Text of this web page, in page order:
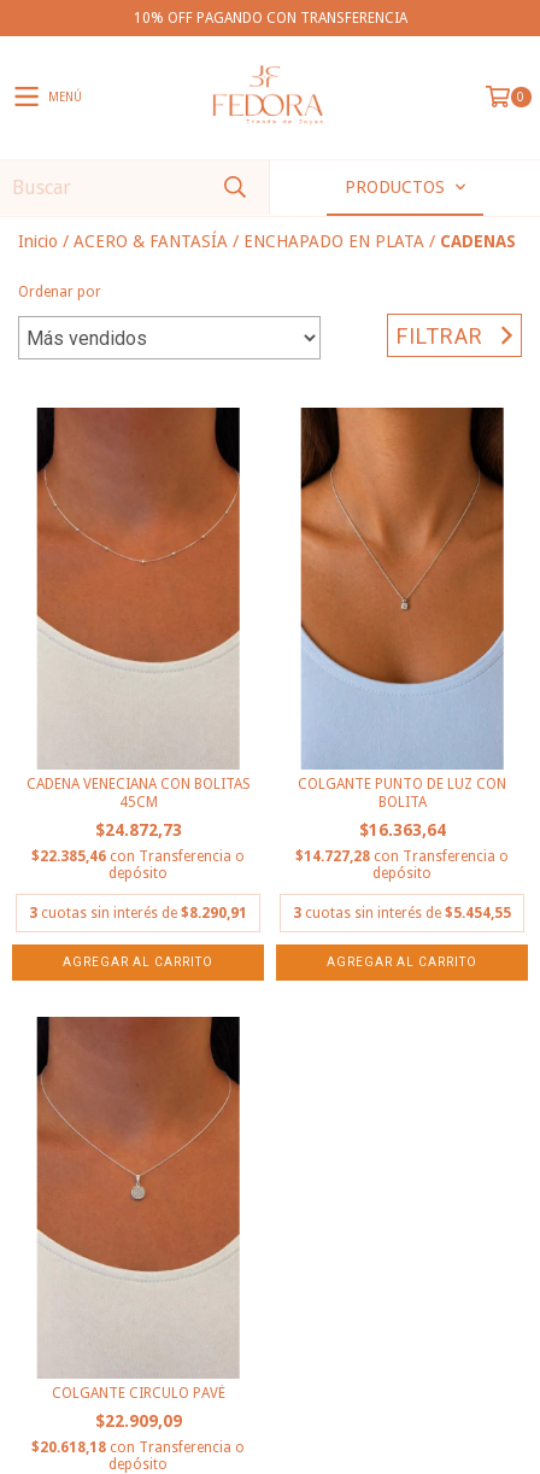
10% OFF PAGANDO CON TRANSFERENCIA
MENÚ 0
PRODUCTOS
Inicio / ACERO & FANTASÍA / ENCHAPADO EN PLATA / CADENAS
Ordenar por
FILTRAR
CADENA VENECIANA CON BOLITAS
45CM
$24.872,73
$22.385,46 con Transferencia o
depósito
3 cuotas sin interés de $8.290,91
COLGANTE PUNTO DE LUZ CON
BOLITA
$16.363,64
$14.727,28 con Transferencia o
depósito
3 cuotas sin interés de $5.454,55
COLGANTE CIRCULO PAVÉ
$22.909,09
$20.618,18 con Transferencia o
depósito